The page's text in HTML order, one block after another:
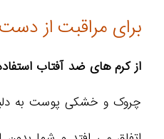
برای مراقبت از
از کرم های ضد آفتاب
چروک و خشکی پوست به